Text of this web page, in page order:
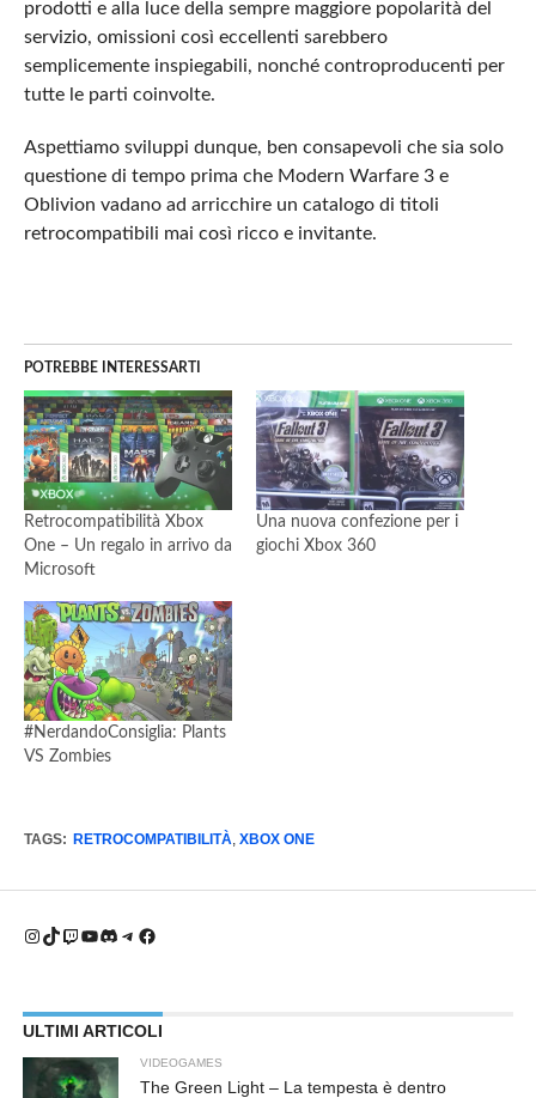
prodotti e alla luce della sempre maggiore popolarità del
servizio, omissioni così eccellenti sarebbero
semplicemente inspiegabili, nonché controproducenti per
tutte le parti coinvolte.
Aspettiamo sviluppi dunque, ben consapevoli che sia solo
questione di tempo prima che Modern Warfare 3 e
Oblivion vadano ad arricchire un catalogo di titoli
retrocompatibili mai così ricco e invitante.
POTREBBE INTERESSARTI
Retrocompatibilità Xbox
One – Un regalo in arrivo da
Microsoft
Una nuova confezione per i
giochi Xbox 360
#NerdandoConsiglia: Plants
VS Zombies
TAGS: RETROCOMPATIBILITÀ XBOX ONE
Instagram
TikTok
Twitch
YouTube
Discord
Telegram
Facebook
ULTIMI ARTICOLI
VIDEOGAMES
The Green Light – La tempesta è dentro